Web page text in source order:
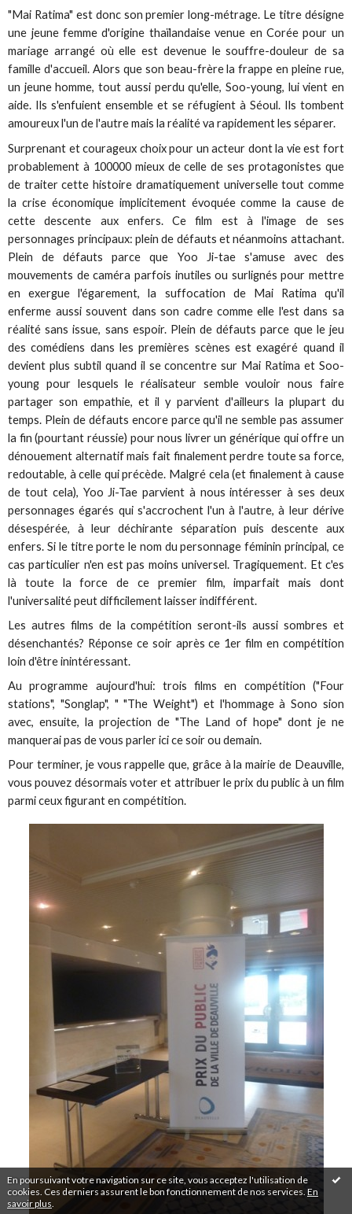
En poursuivant votre navigation sur ce site, vous acceptez l'utilisation de
cookies. Ces derniers assurent le bon fonctionnement de nos services. En
savoir plus
"Mai Ratima" est donc son premier long-métrage. Le titre désigne
une jeune femme d'origine thaïlandaise venue en Corée pour un
mariage arrangé où elle est devenue le souffre-douleur de sa
famille d'accueil. Alors que son beau-frère la frappe en pleine rue,
un jeune homme, tout aussi perdu qu'elle, Soo-young, lui vient en
aide. Ils s'enfuient ensemble et se réfugient à Séoul. Ils tombent
amoureux l'un de l'autre mais la réalité va rapidement les séparer.
Surprenant et courageux choix pour un acteur dont la vie est fort
probablement à 100000 mieux de celle de ses protagonistes que
de traiter cette histoire dramatiquement universelle tout comme
la crise économique implicitement évoquée comme la cause de
cette descente aux enfers. Ce film est à l'image de ses
personnages principaux: plein de défauts et néanmoins attachant.
Plein de défauts parce que Yoo Ji-tae s'amuse avec des
mouvements de caméra parfois inutiles ou surlignés pour mettre
en exergue l'égarement, la suffocation de Mai Ratima qu'il
enferme aussi souvent dans son cadre comme elle l'est dans sa
réalité sans issue, sans espoir. Plein de défauts parce que le jeu
des comédiens dans les premières scènes est exagéré quand il
devient plus subtil quand il se concentre sur Mai Ratima et Soo-
young pour lesquels le réalisateur semble vouloir nous faire
partager son empathie, et il y parvient d'ailleurs la plupart du
temps. Plein de défauts encore parce qu'il ne semble pas assumer
la fin (pourtant réussie) pour nous livrer un générique qui offre un
dénouement alternatif mais fait finalement perdre toute sa force,
redoutable, à celle qui précède. Malgré cela (et finalement à cause
de tout cela), Yoo Ji-Tae parvient à nous intéresser à ses deux
personnages égarés qui s'accrochent l'un à l'autre, à leur dérive
désespérée, à leur déchirante séparation puis descente aux
enfers. Si le titre porte le nom du personnage féminin principal, ce
cas particulier n'en est pas moins universel. Tragiquement. Et c'es
là toute la force de ce premier film, imparfait mais dont
l'universalité peut difficilement laisser indifférent.
Les autres films de la compétition seront-ils aussi sombres et
désenchantés? Réponse ce soir après ce 1er film en compétition
loin d'être inintéressant.
Au programme aujourd'hui: trois films en compétition ("Four
stations", "Songlap", " "The Weight") et l'hommage à Sono sion
avec, ensuite, la projection de "The Land of hope" dont je ne
manquerai pas de vous parler ici ce soir ou demain.
Pour terminer, je vous rappelle que, grâce à la mairie de Deauville,
vous pouvez désormais voter et attribuer le prix du public à un film
parmi ceux figurant en compétition.